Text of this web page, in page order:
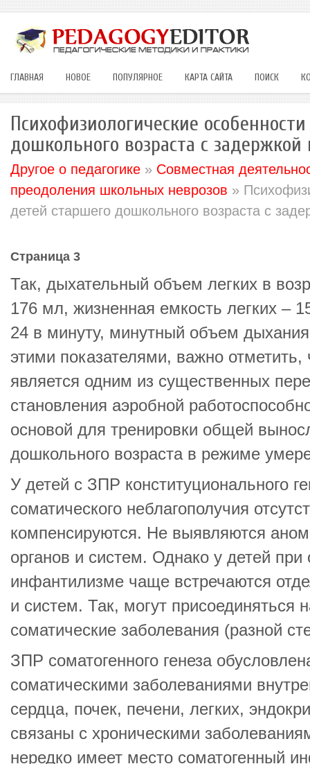
ГЛАВНАЯ НОВОЕ ПОПУЛЯРНОЕ КАРТА САЙТА ПОИСК
Психофизиологические
дошкольного возраста с задержкой
Другое о педагогике » Совместная
преодоления школьных неврозов »
детей старшего дошкольного возраста с
Страница 3
Так, дыхательный объем легких в
176 мл, жизненная емкость легких –
24 в минуту, минутный объем
этими показателями, важно отметить,
является одним из существенных
становления аэробной
основой для тренировки общей
дошкольного возраста в режиме
У детей с ЗПР конституционального
соматического неблагополучия
компенсируются. Не выявляются
органов и систем. Однако у детей
инфантилизме чаще встречаются
и систем. Так, могут присоединяться
соматические заболевания (разной
ЗПР соматогенного генеза
соматическими заболеваниями
сердца, почек, печени, легких,
связаны с хроническими
нередко имеет место соматогенный